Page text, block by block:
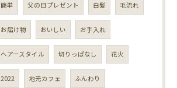
簡単 父の日プレゼント 白髪 毛流れ
お届け物 おいしい お手入れ
ヘアースタイル 切りっぱなし 花火
2022 地元カフェ ふんわり